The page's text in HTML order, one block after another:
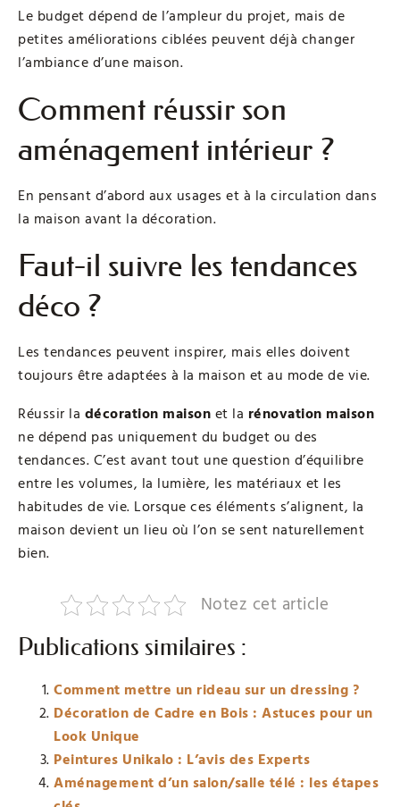
Le budget dépend de l’ampleur du projet, mais de
petites améliorations ciblées peuvent déjà changer
l’ambiance d’une maison.
Comment réussir son
aménagement intérieur ?
En pensant d’abord aux usages et à la circulation dans
la maison avant la décoration.
Faut-il suivre les tendances
déco ?
Les tendances peuvent inspirer, mais elles doivent
toujours être adaptées à la maison et au mode de vie.
Réussir la décoration maison et la rénovation maison
ne dépend pas uniquement du budget ou des
tendances. C’est avant tout une question d’équilibre
entre les volumes, la lumière, les matériaux et les
habitudes de vie. Lorsque ces éléments s’alignent, la
maison devient un lieu où l’on se sent naturellement
bien.
Notez cet article
Publications similaires :
Comment mettre un rideau sur un dressing ?
Décoration de Cadre en Bois : Astuces pour un
Look Unique
Peintures Unikalo : L’avis des Experts
Aménagement d’un salon/salle télé : les étapes